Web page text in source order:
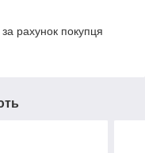
рахунок покупця